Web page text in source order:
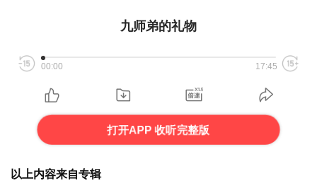
九师弟的礼物
00:00 17:45
打开APP 收听完整版
以上内容来自专辑